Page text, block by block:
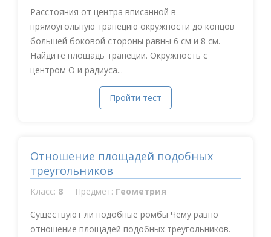
Расстояния от центра вписанной в
прямоугольную трапецию окружности до концов
большей боковой стороны равны 6 см и 8 см.
Найдите площадь трапеции. Окружность с
центром О и радиуса...
Пройти тест
Отношение площадей подобных
треугольников
Класс: 8 Предмет: Геометрия
Существуют ли подобные ромбы Чему равно
отношение площадей подобных треугольников.